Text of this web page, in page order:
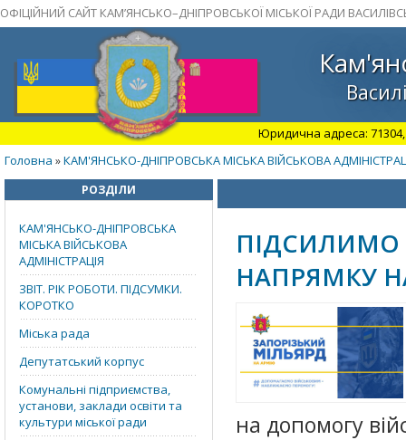
ОФІЦІЙНИЙ САЙТ КАМ’ЯНСЬКО–ДНІПРОВСЬКОЇ МІСЬКОЇ РАДИ
Юридична адреса: 71304,
Головна »КАМ'ЯНСЬКО-ДНІПРОВСЬКА МІСЬКА ВІЙСЬКОВА
РОЗДІЛИ
КАМ'ЯНСЬКО-ДНІПРОВСЬКА
МІСЬКА ВІЙСЬКОВА
АДМІНІСТРАЦІЯ
ЗВІТ. РІК РОБОТИ. ПІДСУМКИ.
КОРОТКО
Міська рада
Депутатський корпус
Комунальні підприємства,
установи, заклади освіти та
культури міської ради
ПІДСИЛИМО
НАПРЯМКУ
на допомогу